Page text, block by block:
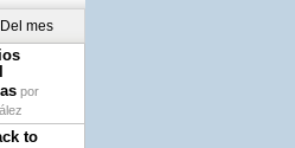
Del mes
por
to